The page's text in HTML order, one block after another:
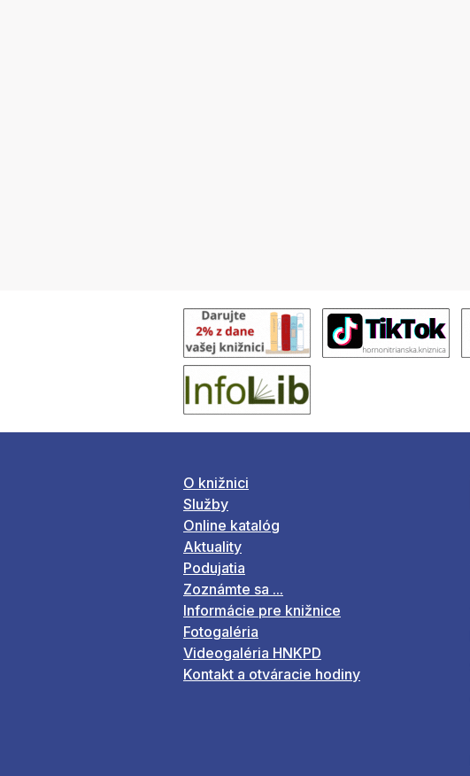
O knižnici
Služby
Online katalóg
Aktuality
Podujatia
Zoznámte sa ...
Informácie pre knižnice
Fotogaléria
Videogaléria HNKPD
Kontakt a otváracie hodiny